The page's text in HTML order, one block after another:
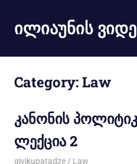
ილიაუნის
Category:Law
კანონის
ლექცია 2
17/10/2013
givikupatadze Law